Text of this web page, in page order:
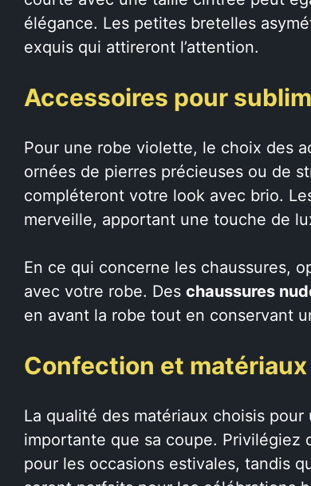
élégance. Les petites bretelles
exquis qui attireront l’attention.
Accessoires pour
Pour une robe violette, le choix des
ornées de pierres précieuses ou de
compléteront votre look avec brio.
merveille, apportant une touche de
En ce qui concerne les chaussures,
avec votre robe. Des chaussures
en avant la robe tout en conservant
Confection et
La qualité des matériaux choisis pour
importante que sa coupe. Privilégiez
pour les occasions estivales, tandis